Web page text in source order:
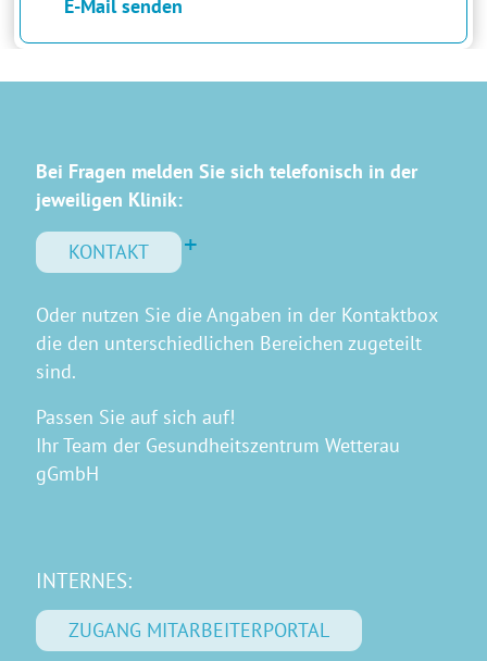
E-Mail senden
Bei Fragen melden Sie sich telefonisch in der
jeweiligen Klinik:
KONTAKT
Oder nutzen Sie die Angaben in der Kontaktbox
die den unterschiedlichen Bereichen zugeteilt
sind.
Passen Sie auf sich auf!
Ihr Team der Gesundheitszentrum Wetterau
gGmbH
INTERNES:
ZUGANG MITARBEITERPORTAL